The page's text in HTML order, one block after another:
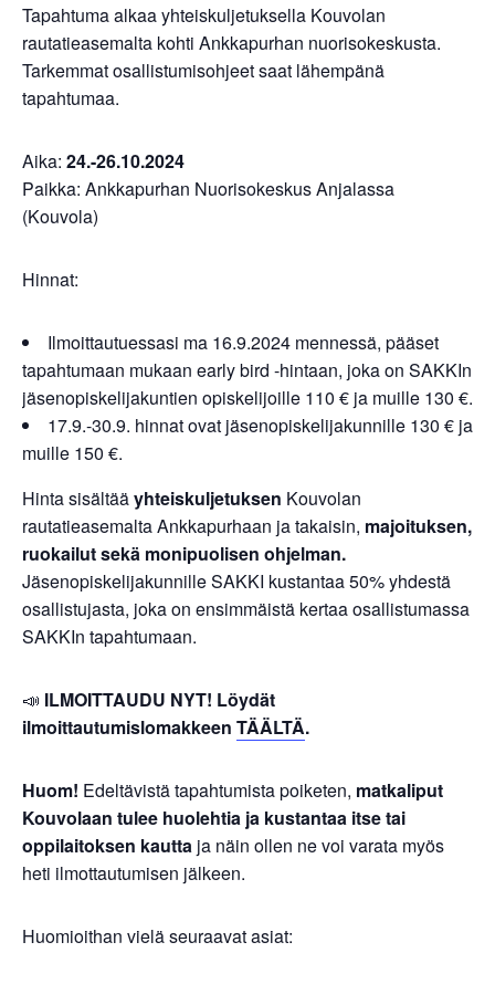
Tapahtuma alkaa yhteiskuljetuksella Kouvolan
rautatieasemalta kohti Ankkapurhan nuorisokeskusta.
Tarkemmat osallistumisohjeet saat lähempänä
tapahtumaa.
Aika: 24.-26.10.2024
Paikka: Ankkapurhan Nuorisokeskus Anjalassa
(Kouvola)
Hinnat:
Ilmoittautuessasi ma 16.9.2024 mennessä, pääset
tapahtumaan mukaan early bird -hintaan, joka on SAKKIn
jäsenopiskelijakuntien opiskelijoille 110 € ja muille 130 €.
17.9.-30.9. hinnat ovat jäsenopiskelijakunnille 130 € ja
muille 150 €.
Hinta sisältääyhteiskuljetuksen Kouvolan
rautatieasemalta Ankkapurhaan ja takaisin, majoituksen,
ruokailut sekä monipuolisen ohjelman.
Jäsenopiskelijakunnille SAKKI kustantaa 50% yhdestä
osallistujasta, joka on ensimmäistä kertaa osallistumassa
SAKKIn tapahtumaan.
📣 ILMOITTAUDU NYT! Löydät
ilmoittautumislomakkeen TÄÄLTÄ.
Huom! Edeltävistä tapahtumista poiketen, matkaliput
Kouvolaan tulee huolehtia ja kustantaa itse tai
oppilaitoksen kautta ja näin ollen ne voi varata myös
heti ilmottautumisen jälkeen.
Huomioithan vielä seuraavat asiat: